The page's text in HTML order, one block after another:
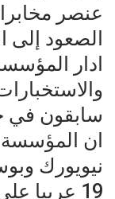
عنصر
الصعود إلى
ادار
سابقون في
ان
نيويورك
19 عربيا